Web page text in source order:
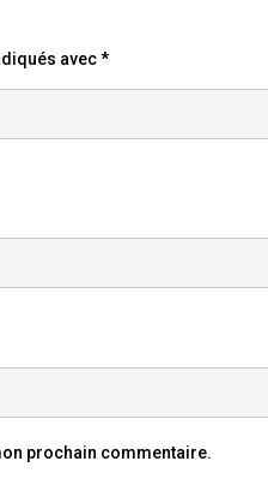
avec*
prochain commentaire.